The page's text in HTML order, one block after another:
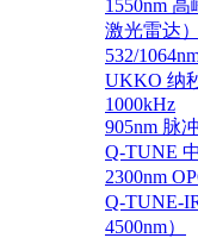
1550nm
激光雷达）
532/
UKKO 纳
1000kHz
905nm 脉
Q-TUNE
2300nm
Q-TUNE-
4500nm）